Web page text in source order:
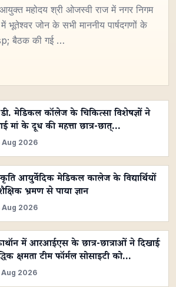
महोदय श्री ओजस्वी राज में नगर निगम
भूतेश्वर जोन के सभी माननीय पार्षदगणों के
बैठक की गई …
मेडिकल कॉलेज के चिकित्सा विशेषज्ञों ने
मां के दूध की महत्ता छात्र-छात्…
Aug 2026
आयुर्वेदिक मेडिकल कालेज के विद्यार्थियों
भ्रमण से पाया ज्ञान
Aug 2026
में आरआईएस के छात्र-छात्राओं ने दिखाई
क्षमता टीम फॉर्मल सोसाइटी को…
Aug 2026